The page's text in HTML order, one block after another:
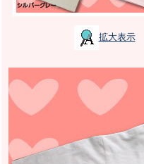
拡大表示